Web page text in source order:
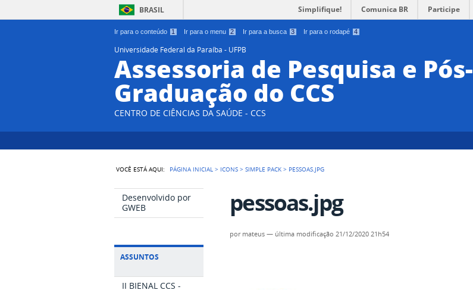
Ir para o conteúdo 1 Ir para o menu 2 Ir para a busca 3 Ir para o rodapé 4
BRASIL Simplifique! Comunica BR Participe
Universidade Federal da Paraíba - UFPB
Assessoria de Pesquisa e Pós-
Graduação do CCS
CENTRO DE CIÊNCIAS DA SAÚDE - CCS
VOCÊ ESTÁ AQUI: PÁGINA INICIAL > ICONS >SIMPLE PACK > PESSOAS.JPG
Desenvolvido por
GWEB
ASSUNTOS
II BIENAL CCS -
pessoas.jpg
por mateus — última modificação 21/12/2020 21h54